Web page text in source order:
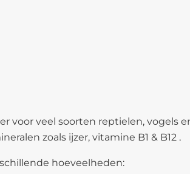
voor veel soorten reptielen, vogels
zoals ijzer, vitamine B1 & B12 .
hoeveelheden: